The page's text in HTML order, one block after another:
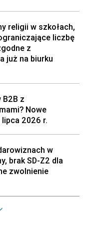
religii w szkołach,
liczbę
z
już na biurku
z
Nowe
2026 r.
w
brak SD-Z2 dla
zwolnienie